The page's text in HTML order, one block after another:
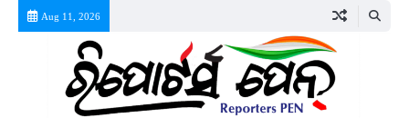
Aug 11, 2026